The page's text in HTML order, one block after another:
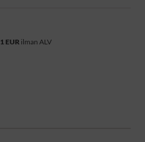
EUR ilman ALV